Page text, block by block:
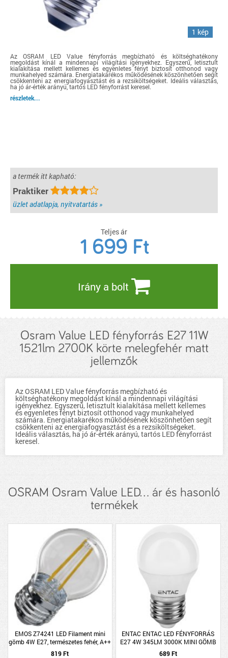
1 kép
Az OSRAM LED Value fényforrás megbízható és költséghatékony
megoldást kínál a mindennapi világítási igényekhez. Egyszerű, letisztult
kialakítása mellett kellemes és egyenletes fényt biztosít otthonod vagy
munkahelyed számára. Energiatakarékos működésének köszönhetően segít
csökkenteni az energiafogyasztást és a rezsiköltségeket. Ideális választás,
ha jó ár-érték arányú, tartós LED fényforrást keresel.
részletek...
a termék itt kapható:
Praktiker
üzlet adatlapja, nyitvatartás »
Teljes ár
1 699 Ft
Irány a bolt
Osram Value LED fényforrás E27 11W
1521lm 2700K körte melegfehér matt
jellemzők
Az OSRAM LED Value fényforrás megbízható és
költséghatékony megoldást kínál a mindennapi világítási
igényekhez. Egyszerű, letisztult kialakítása mellett kellemes
és egyenletes fényt biztosít otthonod vagy munkahelyed
számára. Energiatakarékos működésének köszönhetően segít
csökkenteni az energiafogyasztást és a rezsiköltségeket.
Ideális választás, ha jó ár-érték arányú, tartós LED fényforrást
keresel.
OSRAM Osram Value LED... ár és hasonló
termékek
EMOS Z74241 LED Filament mini
gömb 4W E27, természetes fehér, A++
819 Ft
ENTAC ENTAC LED FÉNYFORRÁS
E27 4W 345LM 3000K MINI GÖMB
WW
689 Ft